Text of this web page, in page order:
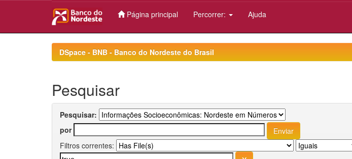
Página principal Percorrer: Ajuda
DSpace - BNB - Banco do Nordeste do Brasil
Pesquisar
Pesquisar:
por
Filtros correntes: